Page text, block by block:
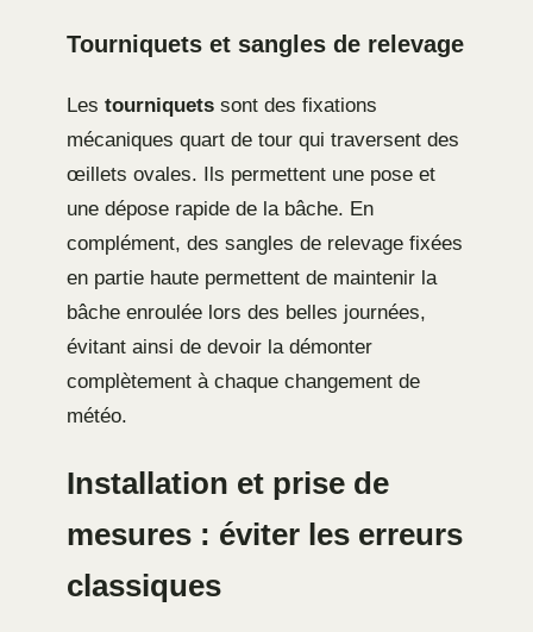
Tourniquets et sangles de relevage
Les tourniquets sont des fixations
mécaniques quart de tour qui traversent des
œillets ovales. Ils permettent une pose et
une dépose rapide de la bâche. En
complément, des sangles de relevage fixées
en partie haute permettent de maintenir la
bâche enroulée lors des belles journées,
évitant ainsi de devoir la démonter
complètement à chaque changement de
météo.
Installation et prise de
mesures : éviter les erreurs
classiques